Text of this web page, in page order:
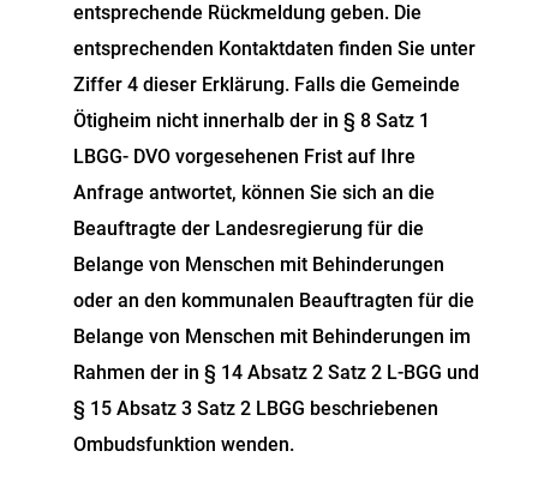
entsprechende Rückmeldung geben. Die
entsprechenden Kontaktdaten finden Sie unter
Ziffer 4 dieser Erklärung. Falls die Gemeinde
Ötigheim nicht innerhalb der in § 8 Satz 1
LBGG- DVO vorgesehenen Frist auf Ihre
Anfrage antwortet, können Sie sich an die
Beauftragte der Landesregierung für die
Belange von Menschen mit Behinderungen
oder an den kommunalen Beauftragten für die
Belange von Menschen mit Behinderungen im
Rahmen der in § 14 Absatz 2 Satz 2 L-BGG und
§ 15 Absatz 3 Satz 2 LBGG beschriebenen
Ombudsfunktion wenden.